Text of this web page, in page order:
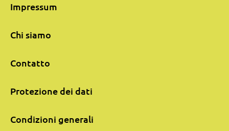
Impressum
Chi siamo
Contatto
Protezione dei dati
Condizioni generali